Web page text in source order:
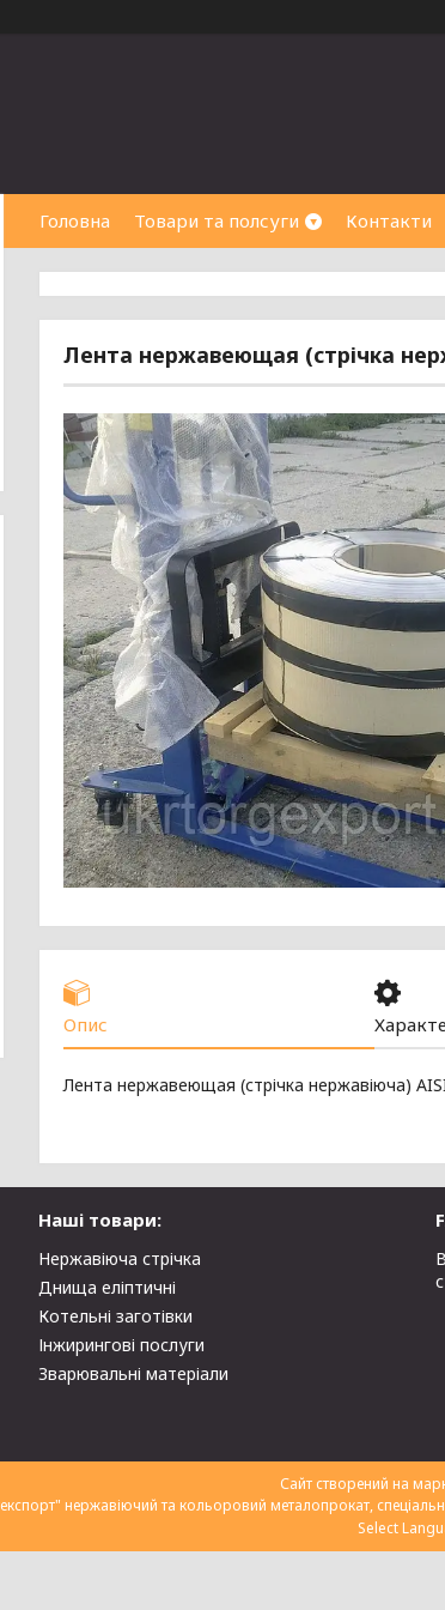
Головна Товари та полсуги Контакти
Лента нержавеющая (стрічка
Опис
Лента нержавеющая (стрічка нержавіюча)
Наші товари:
Нержавіюча стрічка
Днища еліптичні
Котельні заготівки
Інжирингові послуги
Зварювальні матеріали
Сайт створений на
Select